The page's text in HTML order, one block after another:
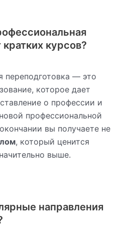
курсов?
переподготовка — это
которое дает
о профессии и
профессиональной
вы получаете не
, который ценится
выше.
направления